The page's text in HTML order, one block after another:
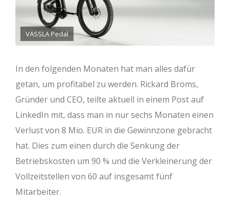
VÄSSLA Pedal
In den folgenden Monaten hat man alles dafür
getan, um profitabel zu werden. Rickard Bröms,
Gründer und CEO, teilte aktuell in einem Post auf
LinkedIn mit, dass man in nur sechs Monaten einen
Verlust von 8 Mio. EUR in die Gewinnzone gebracht
hat. Dies zum einen durch die Senkung der
Betriebskosten um 90 % und die Verkleinerung der
Vollzeitstellen von 60 auf insgesamt fünf
Mitarbeiter.